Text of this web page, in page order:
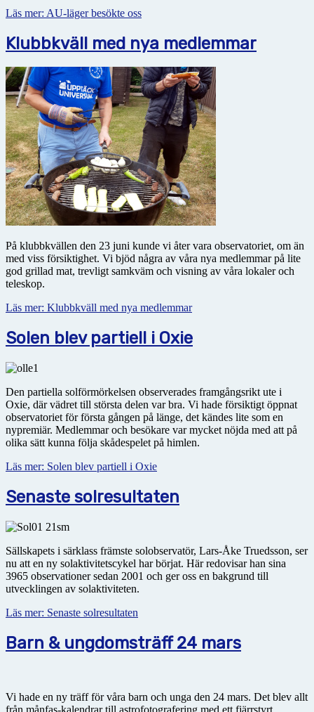
Läs mer: AU-läger besökte oss
Klubbkväll med nya medlemmar
På klubbkvällen den 23 juni kunde vi åter vara observatoriet, om än
med viss försiktighet. Vi bjöd några av våra nya medlemmar på lite
god grillad mat, trevligt samkväm och visning av våra lokaler och
teleskop.
Läs mer: Klubbkväll med nya medlemmar
Solen blev partiell i Oxie
Den partiella solförmörkelsen observerades framgångsrikt ute i
Oxie, där vädret till största delen var bra. Vi hade försiktigt öppnat
observatoriet för första gången på länge, det kändes lite som en
nypremiär. Medlemmar och besökare var mycket nöjda med att på
olika sätt kunna följa skådespelet på himlen.
Läs mer: Solen blev partiell i Oxie
Senaste solresultaten
Sällskapets i särklass främste solobservatör, Lars-Åke Truedsson, ser
nu att en ny solaktivitetscykel har börjat. Här redovisar han sina
3965 observationer sedan 2001 och ger oss en bakgrund till
utvecklingen av solaktiviteten.
Läs mer: Senaste solresultaten
Barn & ungdomsträff 24 mars
Vi hade en ny träff för våra barn och unga den 24 mars. Det blev allt
från månfas-kalendrar till astrofotografering med ett fjärrstyrt